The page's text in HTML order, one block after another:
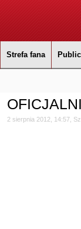
Strefa fana
2 sierpnia 2012, 14:57,